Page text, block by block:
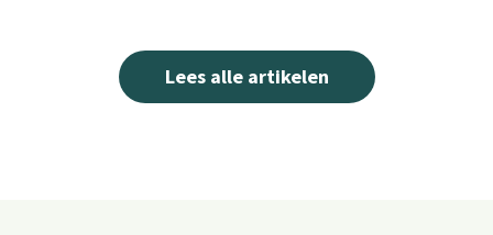
Lees alle artikelen